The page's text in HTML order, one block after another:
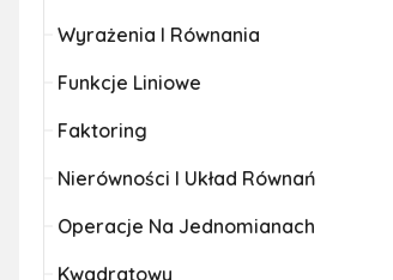
Wyrażenia I Równania
Funkcje Liniowe
Faktoring
Nierówności I Układ Równań
Operacje Na Jednomianach
Kwadratowy